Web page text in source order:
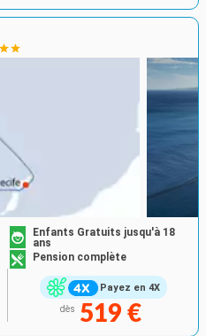
Payez en 4X
Enfants Gratuits jusqu'à 18
ans
Pension complète
dès 519 €